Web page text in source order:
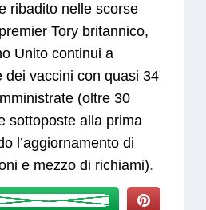
ribadito nelle scorse
Tory britannico,
Unito continui a
dei vaccini con quasi 34
(oltre 30
sottoposte alla prima
l’aggiornamento di
e mezzo di richiami).